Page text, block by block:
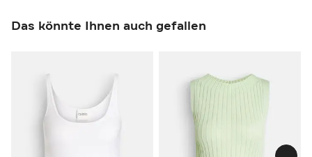
Das könnte Ihnen auch gefallen